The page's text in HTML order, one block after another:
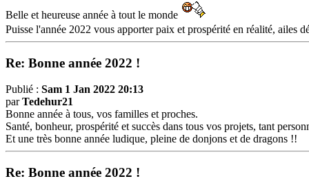
Belle et heureuse année à tout le monde
Puisse l'année 2022 vous apporter paix et prospérité en réalité, ailes
Re: Bonne année 2022 !
Publié : Sam 1 Jan 2022 20:13
parTedehur21
Bonne année à tous, vos familles et proches.
Santé, bonheur, prospérité et succès dans tous vos projets, tant
Et une très bonne année ludique, pleine de donjons et de dragons !!
Re: Bonne année 2022 !